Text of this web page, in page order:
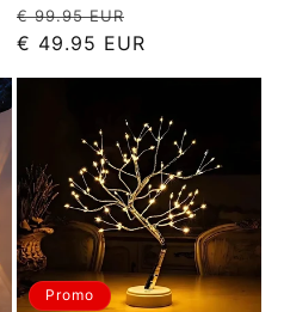
Prix
habituel
€ 99.95 EUR
promotionnel
€ 49.95 EUR
Promo